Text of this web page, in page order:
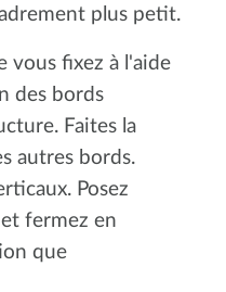
plus petit.
vous fixez à l'aide
des bords
Faites la
autres bords.
Posez
fermez en
que